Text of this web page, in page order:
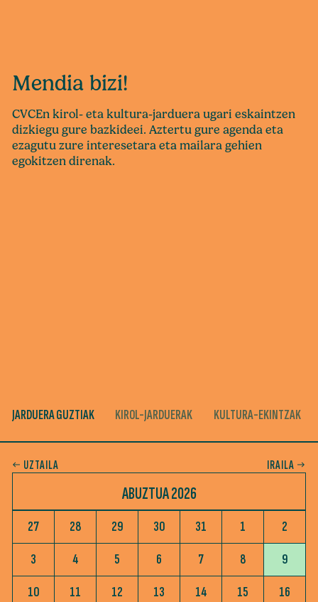
Mendia bizi!
CVCEn kirol- eta kultura-jarduera ugari eskaintzen
dizkiegu gure bazkideei. Aztertu gure agenda eta
ezagutu zure interesetara eta mailara gehien
egokitzen direnak.
JARDUERA GUZTIAK KIROL-JARDUERAK KULTURA-EKINTZAK
UZTAILA
ABUZTUA 2026
IRAILA
27 28 29 30 31 1
2
3
4 5 6 7 8
9
10
11 12 13 14 15
16